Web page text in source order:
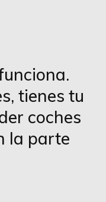
tienes tu
coches
la parte